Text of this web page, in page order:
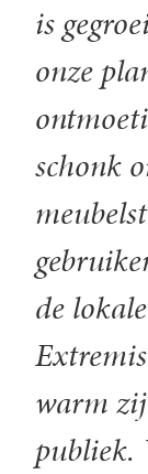
is
onze
schonk
de
warm
publiek.